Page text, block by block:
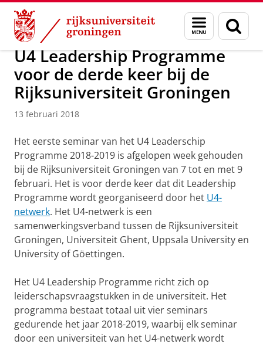
Skip
Content
Skip
Navigation
Menu
en
zoeken
Over ons Actueel Nieuws Nieuwsberichten
U4 Leadership Programme
voor de derde keer bij de
Rijksuniversiteit Groningen
13 februari 2018
Het eerste seminar van het U4 Leaderschip
Programme 2018-2019 is afgelopen week gehouden
bij de Rijksuniversiteit Groningen van 7 tot en met 9
februari. Het is voor derde keer dat dit Leadership
Programme wordt georganiseerd door het U4-
netwerk. Het U4-netwerk is een
samenwerkingsverband tussen de Rijksuniversiteit
Groningen, Universiteit Ghent, Uppsala University en
University of Göettingen.
Het U4 Leadership Programme richt zich op
leiderschapsvraagstukken in de universiteit. Het
programma bestaat totaal uit vier seminars
gedurende het jaar 2018-2019, waarbij elk seminar
door een universiteit van het U4-netwerk wordt